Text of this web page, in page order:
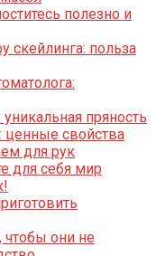
полезно и
скейлинга: польза
пряность
ценные свойства
для рук
для себя мир
чтобы они не